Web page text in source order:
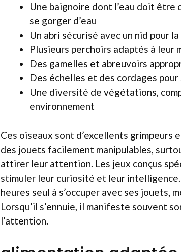
Une baignoire dont l’eau doit être
se gorger d’eau
Un abri sécurisé avec un nid pour
Plusieurs perchoirs adaptés à leur
Des gamelles et abreuvoirs
Des échelles et des cordages
Une diversité de végétations,
environnement
Ces oiseaux sont d’excellents
des jouets facilement manipulables,
attirer leur attention. Les jeux conçus
stimuler leur curiosité et leur
heures seul à s’occuper avec ses jouets,
Lorsqu’il s’ennuie, il manifeste souvent
l’attention.